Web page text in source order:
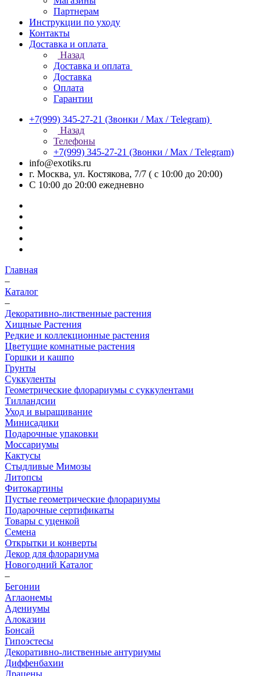
Партнерам
Инструкции по уходу
Контакты
Доставка и оплата
Назад
Доставка и оплата
Доставка
Оплата
Гарантии
+7(999) 345-27-21 (Звонки / Max / Telegram)
Назад
Телефоны
+7(999) 345-27-21 (Звонки / Max / Telegram)
info@exotiks.ru
г. Москва, ул. Костякова, 7/7 ( с 10:00 до 20:00)
С 10:00 до 20:00 ежедневно
Главная
–
Каталог
–
Декоративно-лиственные растения
Хищные Растения
Редкие и коллекционные растения
Цветущие комнатные растения
Горшки и кашпо
Грунты
Суккуленты
Геометрические флорариумы с суккулентами
Тилландсии
Уход и выращивание
Минисадики
Подарочные упаковки
Моссариумы
Кактусы
Стыдливые Мимозы
Литопсы
Фитокартины
Пустые геометрические флорариумы
Подарочные сертификаты
Товары с уценкой
Семена
Открытки и конверты
Декор для флорариума
Новогодний Каталог
–
Бегонии
Аглаонемы
Адениумы
Алоказии
Бонсай
Гипоэстесы
Декоративно-лиственные антуриумы
Диффенбахии
Драцены